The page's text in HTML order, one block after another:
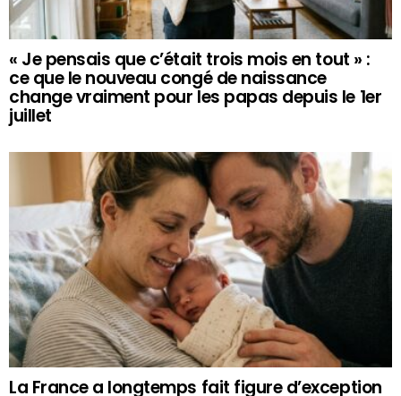
« Je pensais que c’était trois mois en tout » :
ce que le nouveau congé de naissance
change vraiment pour les papas depuis le 1er
juillet
La France a longtemps fait figure d’exception